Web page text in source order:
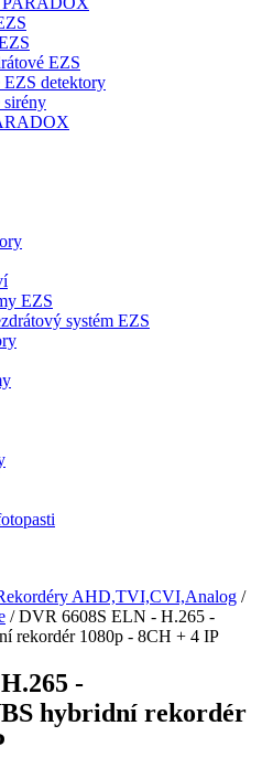
EZS
EZS detektory
sirény
EZS
systém EZS
AHD,TVI,CVI,Analog /
/DVR 6608S ELN - H.265 -
1080p - 8CH + 4 IP
-
hybridní rekordér